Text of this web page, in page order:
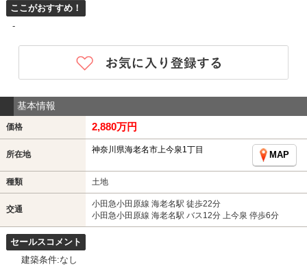
ここがおすすめ！
-
基本情報
価格 2,880万円
所在地 神奈川県海老名市上今泉1丁目
MAP
種類 土地
交通
小田急小田原線 海老名駅 徒歩22分
小田急小田原線 海老名駅 バス12分 上今泉 停歩6分
セールスコメント
建築条件:なし